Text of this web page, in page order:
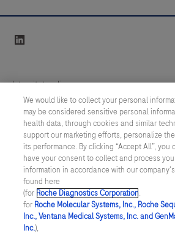
Integritetspolicy
Inställningar för cookies
Kontakt
SWEDEN/Svenska
© 2026 Roche Diagnostics Sverige (Roche
Senast uppdaterad: 09.08.2026
We would like to collect your personal
may be considered sensitive personal
health data, through cookies and similar
support our marketing efforts, personalize
its performance. By clicking “Accept All”, you
have your consent to collect and process
information in accordance with our
found here
(for Roche Diagnostics Corporation.
for Roche Molecular Systems, Inc., Roche
Inc., Ventana Medical Systems, Inc. and
Inc.),